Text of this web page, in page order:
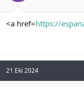
<a href=https://
21 Eki 2024